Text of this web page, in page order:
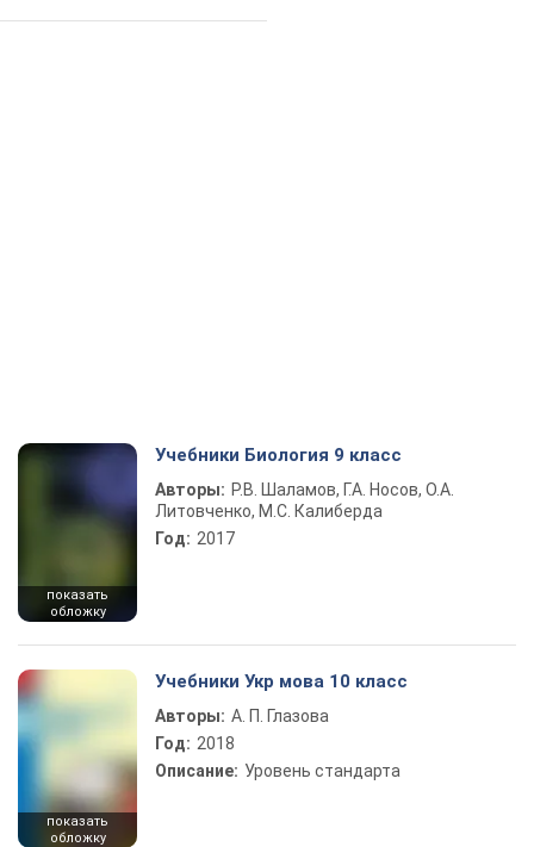
показать
обложку
Учебники Биология 9 класс
Авторы: Р.В. Шаламов, Г.А. Носов, О.А.
Литовченко, М.С. Калиберда
Год: 2017
показать
обложку
Учебники Укр мова 10 класс
Авторы: А. П. Глазова
Год: 2018
Описание: Уровень стандарта